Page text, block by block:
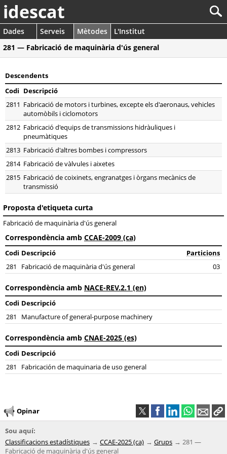
idescat
Dades Serveis Mètodes
L'Institut
281 — Fabricació de maquinària d'ús general
Descendents
Codi Descripció
2811 Fabricació de motors i turbines, excepte els d'aeronaus, vehicles
automòbils i ciclomotors
2812 Fabricació d'equips de transmissions hidràuliques i
pneumàtiques
2813 Fabricació d'altres bombes i compressors
2814 Fabricació de vàlvules i aixetes
2815 Fabricació de coixinets, engranatges i òrgans mecànics de
transmissió
Proposta d'etiqueta curta
Fabricació de maquinària d'ús general
Correspondència amb CCAE-2009 (ca)
Codi Descripció
Particions
281
Fabricació de maquinària d'ús general 03
Correspondència amb NACE-REV.2.1 (en)
Codi Descripció
281
Manufacture of general-purpose machinery
Correspondència amb CNAE-2025 (es)
Codi Descripció
281
Fabricación de maquinaria de uso general
Opinar
Sou aquí:
Classificacions estadístiques
CCAE-2025 (ca) Grups
281 —
Fabricació de maquinària d'ús general